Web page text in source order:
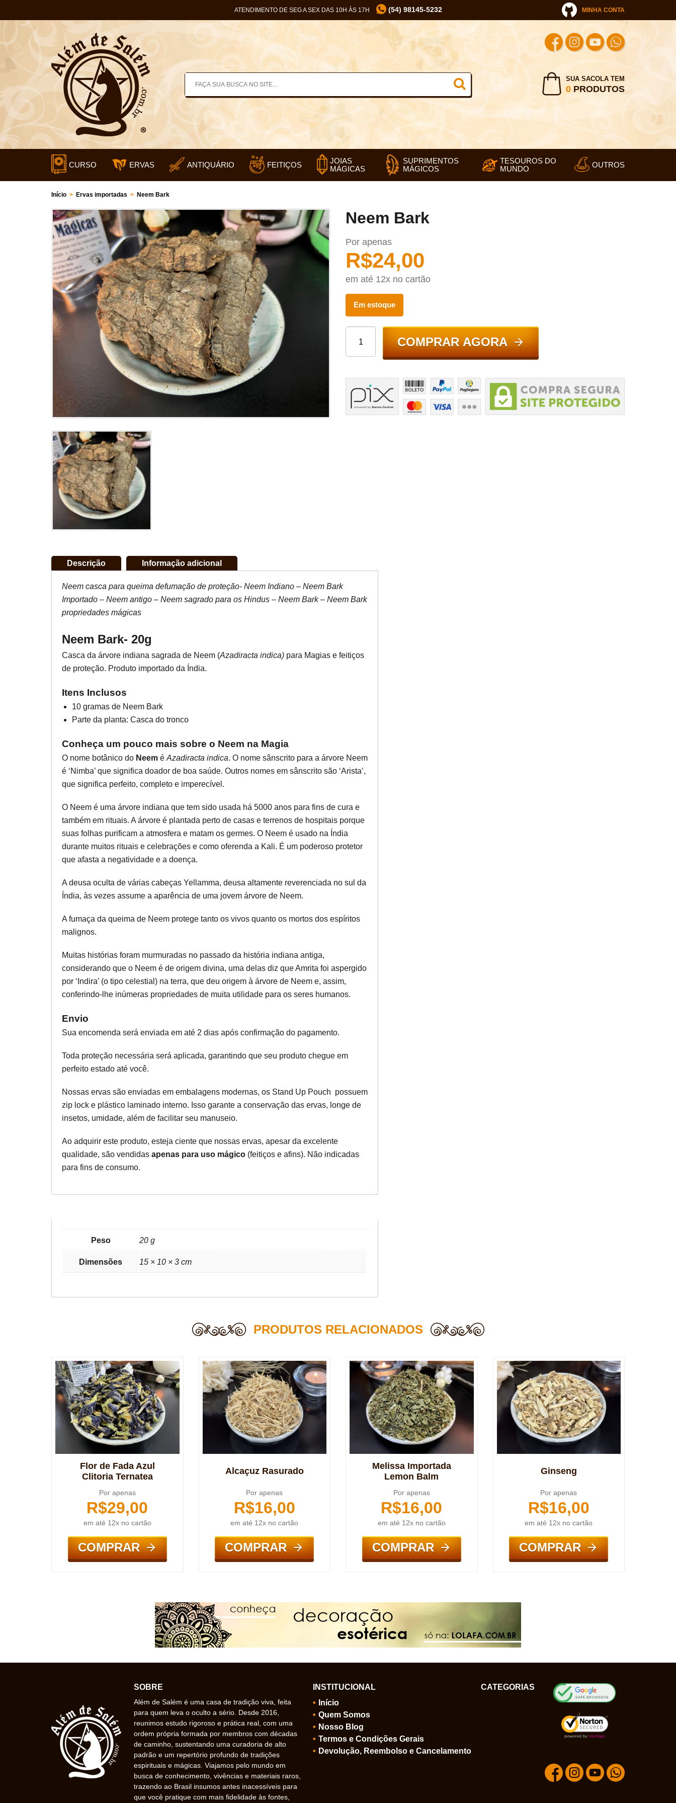
ATENDIMENTO DE SEG A SEX DAS 10H ÀS 17H (54) 98145-5232 MINHA CONTA
SUA SACOLA TEM
0PRODUTOS
CURSO ERVAS ANTIQUÁRIO FEITIÇOS
JOIAS
MÁGICAS
SUPRIMENTOS
MÁGICOS
TESOUROS DO
MUNDO
OUTROS
Início > Ervas importadas > Neem Bark
Neem Bark
Por apenas
R$24,00
em até 12x no cartão
Em estoque
COMPRAR AGORA
Descrição Informação adicional
Neem casca para queima defumação de proteção- Neem Indiano – Neem Bark
Importado – Neem antigo – Neem sagrado para os Hindus – Neem Bark – Neem Bark
propriedades mágicas
Neem Bark- 20g
Casca da árvore indiana sagrada de Neem (Azadiracta indica) para Magias e feitiços
de proteção. Produto importado da Índia.
Itens Inclusos
10 gramas de Neem Bark
Parte da planta: Casca do tronco
Conheça um pouco mais sobre o Neem na Magia
O nome botânico do Neem é Azadiracta indica. O nome sânscrito para a árvore Neem
é ‘Nimba’ que significa doador de boa saúde. Outros nomes em sânscrito são ‘Arista’,
que significa perfeito, completo e imperecível.
O Neem é uma árvore indiana que tem sido usada há 5000 anos para fins de cura e
também em rituais. A árvore é plantada perto de casas e terrenos de hospitais porque
suas folhas purificam a atmosfera e matam os germes. O Neem é usado na Índia
durante muitos rituais e celebrações e como oferenda a Kali. É um poderoso protetor
que afasta a negatividade e a doença.
A deusa oculta de várias cabeças Yellamma, deusa altamente reverenciada no sul da
Índia, às vezes assume a aparência de uma jovem árvore de Neem.
A fumaça da queima de Neem protege tanto os vivos quanto os mortos dos espíritos
malignos.
Muitas histórias foram murmuradas no passado da história indiana antiga,
considerando que o Neem é de origem divina, uma delas diz que Amrita foi aspergido
por ‘Indira’ (o tipo celestial) na terra, que deu origem à árvore de Neem e, assim,
conferindo-lhe inúmeras propriedades de muita utilidade para os seres humanos.
Envio
Sua encomenda será enviada em até 2 dias após confirmação do pagamento.
Toda proteção necessária será aplicada, garantindo que seu produto chegue em
perfeito estado até você.
Nossas ervas são enviadas em embalagens modernas, os Stand Up Pouch possuem
zip lock e plástico laminado interno. Isso garante a conservação das ervas, longe de
insetos, umidade, além de facilitar seu manuseio.
Ao adquirir este produto, esteja ciente que nossas ervas, apesar da excelente
qualidade, são vendidas apenas para uso mágico (feitiços e afins). Não indicadas
para fins de consumo.
Peso 20 g
Dimensões 15 × 10 × 3 cm
PRODUTOS RELACIONADOS
Flor de Fada Azul
Clitoria Ternatea
Por apenas
R$29,00
em até 12x no cartão
COMPRAR
Alcaçuz Rasurado
Por apenas
R$16,00
em até 12x no cartão
COMPRAR
Melissa Importada
Lemon Balm
Por apenas
R$16,00
em até 12x no cartão
COMPRAR
Ginseng
Por apenas
R$16,00
em até 12x no cartão
COMPRAR
SOBRE
Além de Salém é uma casa de tradição viva, feita
para quem leva o oculto a sério. Desde 2016,
reunimos estudo rigoroso e prática real, com uma
ordem própria formada por membros com décadas
de caminho, sustentando uma curadoria de alto
padrão e um repertório profundo de tradições
espirituais e mágicas. Viajamos pelo mundo em
busca de conhecimento, vivências e materiais raros,
trazendo ao Brasil insumos antes inacessíveis para
que você pratique com mais fidelidade às fontes,
INSTITUCIONAL
Início
Quem Somos
Nosso Blog
Termos e Condições Gerais
Devolução, Reembolso e Cancelamento
CATEGORIAS